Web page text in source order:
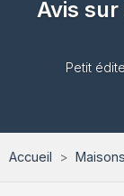
Publier
Maisons
Formation
Avis
Petit
Accueil